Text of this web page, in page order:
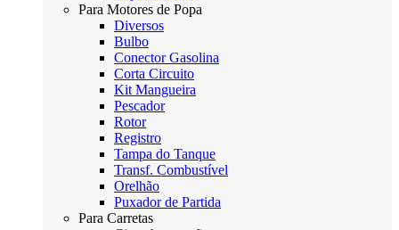
Para Motores de Popa
Diversos
Bulbo
Conector Gasolina
Corta Circuito
Kit Mangueira
Pescador
Rotor
Registro
Tampa do Tanque
Transf. Combustível
Orelhão
Puxador de Partida
Para Carretas